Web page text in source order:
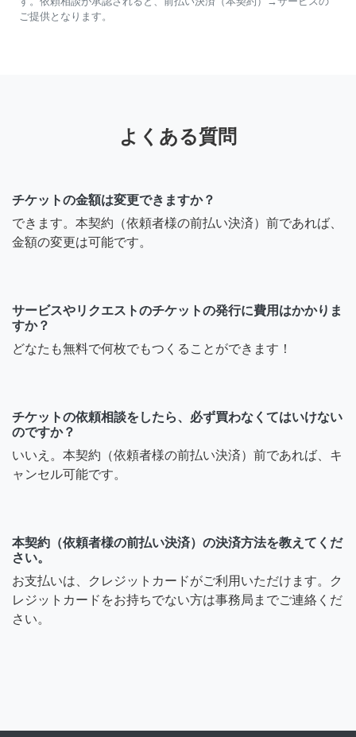
ご提供となります。
よくある質問
チケットの金額は変更できますか？
できます。本契約（依頼者様の前払い決済）前であれば、
金額の変更は可能です。
サービスやリクエストのチケットの発行に費用はかかりま
すか？
どなたも無料で何枚でもつくることができます！
チケットの依頼相談をしたら、必ず買わなくてはいけない
のですか？
いいえ。本契約（依頼者様の前払い決済）前であれば、キ
ャンセル可能です。
本契約（依頼者様の前払い決済）の決済方法を教えてくだ
さい。
お支払いは、クレジットカードがご利用いただけます。ク
レジットカードをお持ちでない方は事務局までご連絡くだ
さい。